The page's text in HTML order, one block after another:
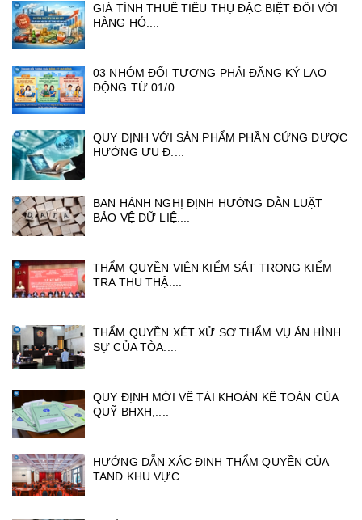
GIÁ TÍNH THUẾ TIÊU THỤ ĐẶC BIỆT ĐỐI VỚI
HÀNG HÓ....
03 NHÓM ĐỐI TƯỢNG PHẢI ĐĂNG KÝ LAO
ĐỘNG TỪ 01/0....
QUY ĐỊNH VỚI SẢN PHẨM PHẦN CỨNG ĐƯỢC
HƯỞNG ƯU Đ....
BAN HÀNH NGHỊ ĐỊNH HƯỚNG DẪN LUẬT
BẢO VỆ DỮ LIỆ....
THẨM QUYỀN VIỆN KIỂM SÁT TRONG KIỂM
TRA THU THẬ....
THẨM QUYỀN XÉT XỬ SƠ THẨM VỤ ÁN HÌNH
SỰ CỦA TÒA....
QUY ĐỊNH MỚI VỀ TÀI KHOẢN KẾ TOÁN CỦA
QUỸ BHXH,....
HƯỚNG DẪN XÁC ĐỊNH THẨM QUYỀN CỦA
TAND KHU VỰC ....